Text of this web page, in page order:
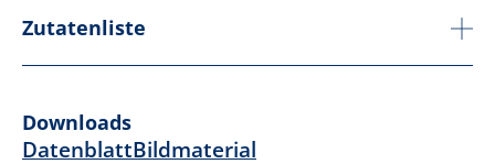
Zutatenliste
Downloads
DatenblattBildmaterial